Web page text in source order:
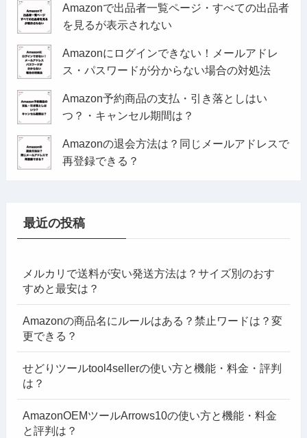
Amazonで出品者一覧ページ・すべての出品者
を見るが表示されない
Amazonにログインできない！メールアドレ
ス・パスワードが分からない場合の対処法
Amazon予約商品の支払・引き落としはい
つ？・キャンセル期間は？
Amazonの退会方法は？同じメールアドレスで
再登録できる？
最近の投稿
メルカリで送料が安い発送方法は？サイズ別のおす
すめと最安は？
Amazonの商品名にルールはある？禁止ワードは？変
更できる？
せどりツールtool4sellerの使い方と機能・料金・評判
は？
AmazonOEMツールArrows10の使い方と機能・料金
と評判は？